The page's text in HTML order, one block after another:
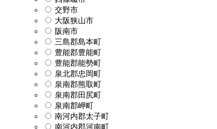
交野市
大阪狭山市
阪南市
三島郡島本町
豊能郡豊能町
豊能郡能勢町
泉北郡忠岡町
泉南郡熊取町
泉南郡田尻町
泉南郡岬町
南河内郡太子町
南河内郡河南町